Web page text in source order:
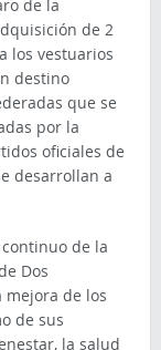
de la
de 2
los vestuarios
destino
que se
por la
oficiales de
desarrollan a
de la
Dos
mejora de los
de sus
la salud